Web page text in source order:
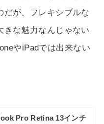
だが、フレキシブルな
きな魅力なんじゃない
やiPadでは出来ない
Pro Retina 13インチ